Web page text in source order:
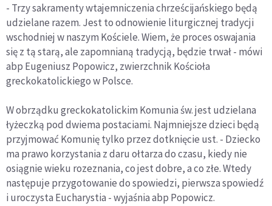
- Trzy sakramenty wtajemniczenia chrześcijańskiego będą
udzielane razem. Jest to odnowienie liturgicznej tradycji
wschodniej w naszym Kościele. Wiem, że proces oswajania
się z tą starą, ale zapomnianą tradycją, będzie trwał - mówi
abp Eugeniusz Popowicz, zwierzchnik Kościoła
greckokatolickiego w Polsce.
W obrządku greckokatolickim Komunia św. jest udzielana
łyżeczką pod dwiema postaciami. Najmniejsze dzieci będą
przyjmować Komunię tylko przez dotknięcie ust. - Dziecko
ma prawo korzystania z daru ołtarza do czasu, kiedy nie
osiągnie wieku rozeznania, co jest dobre, a co złe. Wtedy
następuje przygotowanie do spowiedzi, pierwsza spowiedź
i uroczysta Eucharystia - wyjaśnia abp Popowicz.